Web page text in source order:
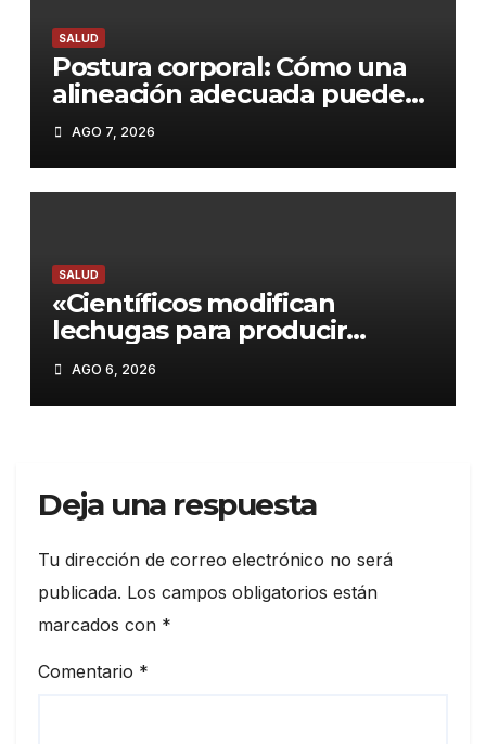
SALUD
Postura corporal: Cómo una
alineación adecuada puede
transformar tu salud y
bienestar
AGO 7, 2026
SALUD
«Científicos modifican
lechugas para producir
proteína de carne: Un paso
hacia alimentos más
sostenibles»
AGO 6, 2026
Deja una respuesta
Tu dirección de correo electrónico no será
publicada. Los campos obligatorios están
marcados con *
Comentario *